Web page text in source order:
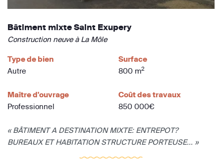
Bâtiment mixte Saint Exupery
Construction neuve à La Môle
Type de bien
Autre
Surface
800 m2
Maître d'ouvrage
Professionnel
Coût des travaux
850 000€
« BÂTIMENT A DESTINATION MIXTE: ENTREPOT?
BUREAUX ET HABITATION STRUCTURE PORTEUSE... »